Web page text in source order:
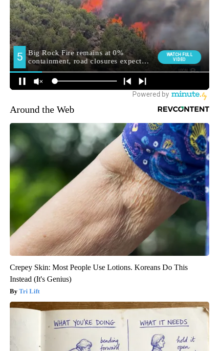
Around the Web
Crepey Skin: Most People Use Lotions. Koreans Do This
Instead (It's Genius)
Tri Lift